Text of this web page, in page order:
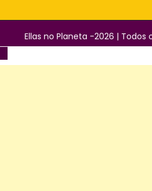
Ellas no Planeta -2026 | Todos